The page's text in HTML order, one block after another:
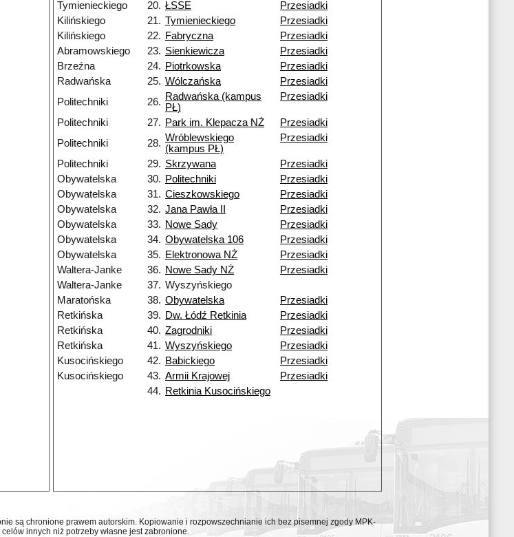
Tymienieckiego
20. ŁSSE
Przesiadki
Kilińskiego
21. Tymienieckiego
Przesiadki
Kilińskiego
22. Fabryczna
Przesiadki
Abramowskiego
23. Sienkiewicza
Przesiadki
Brzeźna
24. Piotrkowska
Przesiadki
Radwańska
25. Wólczańska
Przesiadki
Politechniki
26. Radwańska (kampus
PŁ)
Przesiadki
Politechniki 27. Park im. Klepacza NŻ
Przesiadki
Politechniki
28. Wróblewskiego
(kampus PŁ)
Przesiadki
Politechniki 29. Skrzywana
Przesiadki
Obywatelska
30. Politechniki
Przesiadki
Obywatelska
31. Cieszkowskiego
Przesiadki
Obywatelska
32. Jana Pawła II
Przesiadki
Obywatelska
33. Nowe Sady
Przesiadki
Obywatelska
34. Obywatelska 106
Przesiadki
Obywatelska
35. Elektronowa NŻ
Przesiadki
Waltera-Janke
36. Nowe Sady NŻ
Przesiadki
Waltera-Janke
37. Wyszyńskiego
Maratońska
38. Obywatelska
Przesiadki
Retkińska
39. Dw. Łódź Retkinia
Przesiadki
Retkińska
40. Zagrodniki
Przesiadki
Retkińska
41. Wyszyńskiego
Przesiadki
Kusocińskiego
42. Babickiego
Przesiadki
Kusocińskiego
43. Armii Krajowej
Przesiadki
44. Retkinia Kusocińskiego
są chronione prawem autorskim. Kopiowanie i rozpowszechnianie ich bez pisemnej zgody MPK-
celów innych niż potrzeby własne jest zabronione.